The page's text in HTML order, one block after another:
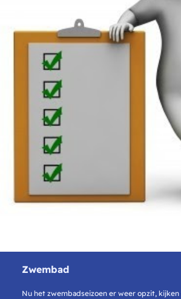
Zwembad
Nu het zwembadseizoen er weer opzit,